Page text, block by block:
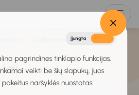
Įjungta
pagrindines tinklapio funkcijas.
veikti be šių slapukų, juos
naršyklės nuostatas.
Kvalifikacijos tobulinimas